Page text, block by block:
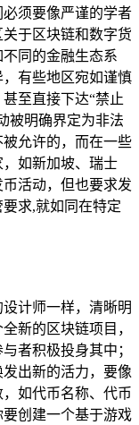
须要像严谨的学者
于区块链和数字货
同的金融生态系
有些地区宛如谨慎
至直接下达“禁止
被明确界定为非法
允许的，而在一些
如新加坡、瑞士
活动，但也要求发
求,就如同在特定
计师一样，清晰明
新的区块链项目，
者积极投身其中；
出新的活力，要像
如代币名称、代币
创建一个基于游戏